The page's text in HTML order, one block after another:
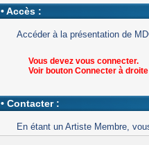
• Accès :
Accéder à la présentation de
Vous devez vous connecter.
Voir bouton Connecter à
• Contacter :
En étant un Artiste Membre,